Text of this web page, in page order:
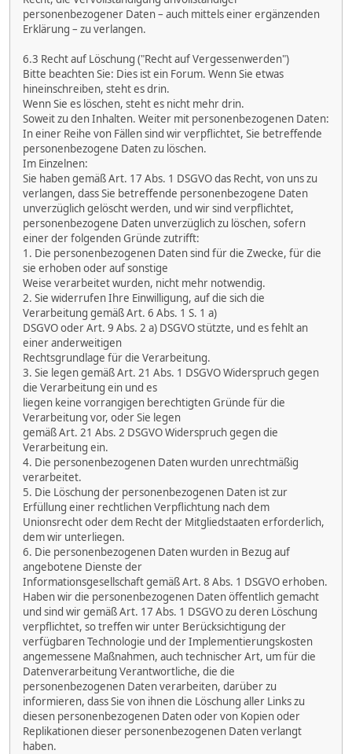
personenbezogener Daten – auch mittels einer ergänzenden
Erklärung – zu verlangen.
6.3 Recht auf Löschung ("Recht auf Vergessenwerden")
Bitte beachten Sie: Dies ist ein Forum. Wenn Sie etwas
hineinschreiben, steht es drin.
Wenn Sie es löschen, steht es nicht mehr drin.
Soweit zu den Inhalten. Weiter mit personenbezogenen Daten:
In einer Reihe von Fällen sind wir verpflichtet, Sie betreffende
personenbezogene Daten zu löschen.
Im Einzelnen:
Sie haben gemäß Art. 17 Abs. 1 DSGVO das Recht, von uns zu
verlangen, dass Sie betreffende personenbezogene Daten
unverzüglich gelöscht werden, und wir sind verpflichtet,
personenbezogene Daten unverzüglich zu löschen, sofern
einer der folgenden Gründe zutrifft:
1. Die personenbezogenen Daten sind für die Zwecke, für die
sie erhoben oder auf sonstige
Weise verarbeitet wurden, nicht mehr notwendig.
2. Sie widerrufen Ihre Einwilligung, auf die sich die
Verarbeitung gemäß Art. 6 Abs. 1 S. 1 a)
DSGVO oder Art. 9 Abs. 2 a) DSGVO stützte, und es fehlt an
einer anderweitigen
Rechtsgrundlage für die Verarbeitung.
3. Sie legen gemäß Art. 21 Abs. 1 DSGVO Widerspruch gegen
die Verarbeitung ein und es
liegen keine vorrangigen berechtigten Gründe für die
Verarbeitung vor, oder Sie legen
gemäß Art. 21 Abs. 2 DSGVO Widerspruch gegen die
Verarbeitung ein.
4. Die personenbezogenen Daten wurden unrechtmäßig
verarbeitet.
5. Die Löschung der personenbezogenen Daten ist zur
Erfüllung einer rechtlichen Verpflichtung nach dem
Unionsrecht oder dem Recht der Mitgliedstaaten erforderlich,
dem wir unterliegen.
6. Die personenbezogenen Daten wurden in Bezug auf
angebotene Dienste der
Informationsgesellschaft gemäß Art. 8 Abs. 1 DSGVO erhoben.
Haben wir die personenbezogenen Daten öffentlich gemacht
und sind wir gemäß Art. 17 Abs. 1 DSGVO zu deren Löschung
verpflichtet, so treffen wir unter Berücksichtigung der
verfügbaren Technologie und der Implementierungskosten
angemessene Maßnahmen, auch technischer Art, um für die
Datenverarbeitung Verantwortliche, die die
personenbezogenen Daten verarbeiten, darüber zu
informieren, dass Sie von ihnen die Löschung aller Links zu
diesen personenbezogenen Daten oder von Kopien oder
Replikationen dieser personenbezogenen Daten verlangt
haben.